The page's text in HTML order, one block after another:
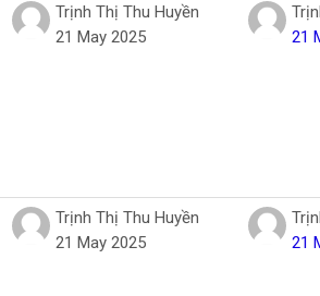
Trịnh Thị Thu Huyền
21 May 2025
21
Trịnh Thị Thu Huyền
21 May 2025
21